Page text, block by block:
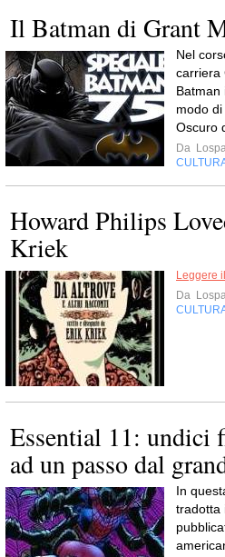
Il Batman di Grant
Nel
carriera
Batman
modo
Oscuro
Da
Howard Philips
Kriek
Leggere
Da
Essential 11: undici
ad un passo dal
In
tradotta